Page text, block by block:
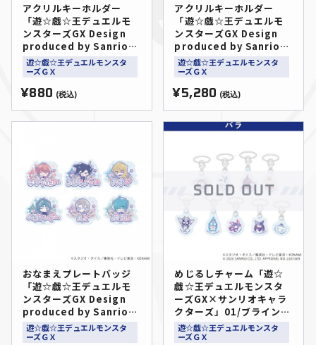
アクリルキーホルダー
「遊☆戯☆王デュエルモ
ンスターズGX Design
produced by Sanrio」
01/ブラインド(全6種)(コ
ラボイラスト)
遊☆戯☆王デュエルモンスタ
ーズＧＸ
¥880 (税込)
アクリルキーホルダー
「遊☆戯☆王デュエルモ
ンスターズGX Design
produced by Sanrio」
01/コンプリートセット
(全6種)(コラボイラスト)
遊☆戯☆王デュエルモンスタ
ーズＧＸ
¥5,280 (税込)
おなまえプレートバッジ
「遊☆戯☆王デュエルモ
ンスターズGX Design
produced by Sanrio」
(コラボイラスト)（全6
種）
遊☆戯☆王デュエルモンスタ
ーズＧＸ
めじるしチャーム「遊☆
戯☆王デュエルモンスタ
ーズGX×サンリオキャラ
クターズ」01/ブラインド
(全9種)(コラボイラスト)
遊☆戯☆王デュエルモンスタ
ーズＧＸ